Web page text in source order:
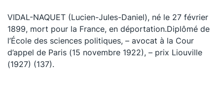
VIDAL-NAQUET (Lucien-Jules-Daniel), né le 27 février
1899, mort pour la France, en déportation.Diplômé de
l’École des sciences politiques, – avocat à la Cour
d’appel de Paris (15 novembre 1922), – prix Liouville
(1927) (137).
Le Concours de la Conférence
La Conférence Berryer
La Petite Conférence